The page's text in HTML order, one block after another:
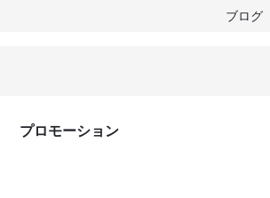
ブログ
プロモーション